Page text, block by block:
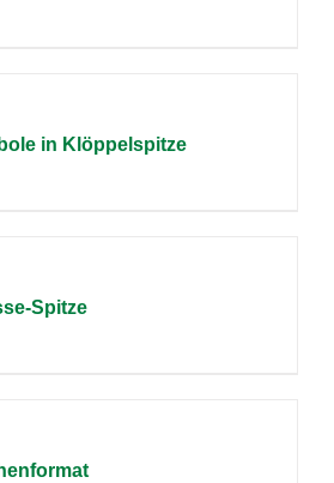
in Klöppelspitze
Spitze